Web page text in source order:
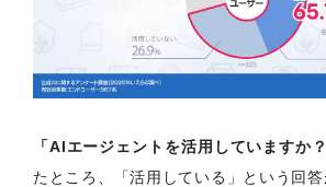
「AIエージェントを活用していますか？
たところ、「活用している」という回